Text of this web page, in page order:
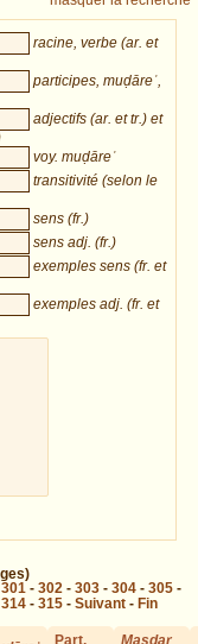
racine, verbe (ar. et
participes, muḍāreʿ,
adjectifs (ar. et tr.) et
voy. muḍāreʿ
transitivité (selon le
sens (fr.)
sens adj. (fr.)
exemples sens (fr. et
exemples adj. (fr. et
301 - 302 - 303 - 304 - 305 -
314- 315- Suivant- Fin
Part.
Maṣdar